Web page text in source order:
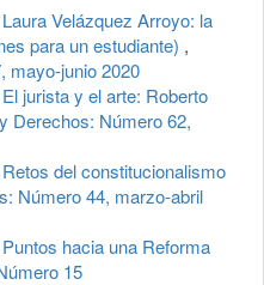
Laura Velázquez Arroyo: la
para un estudiante) ,
mayo-junio 2020
El jurista y el arte: Roberto
Derechos: Número 62,
Retos del constitucionalismo
Número 44, marzo-abril
Puntos hacia una Reforma
15